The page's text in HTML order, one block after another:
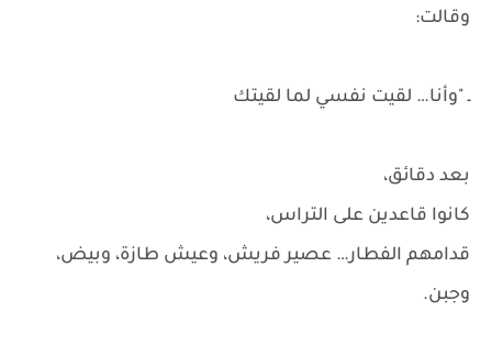
وقالت:
ـ "وأنا… لقيت نفسي لما لقيتك
بعد دقائق،
كانوا قاعدين على التراس،
قدامهم الفطار… عصير فريش، وعيش طازة، وبيض،
وجبن.